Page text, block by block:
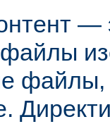
—
файлы,